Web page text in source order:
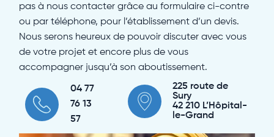
pas à nous contacter grâce au formulaire ci-contre
ou par téléphone, pour l’établissement d’un devis.
Nous serons heureux de pouvoir discuter avec vous
de votre projet et encore plus de vous
accompagner jusqu’à son aboutissement.
04 77
76 13
57
225 route de
Sury
42 210 L’Hôpital-
le-Grand